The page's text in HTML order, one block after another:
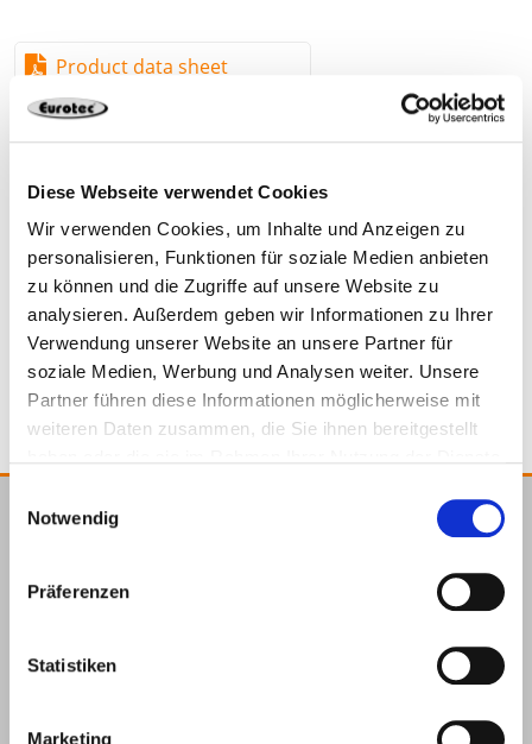
Diese Webseite verwendet Cookies
Wir verwenden Cookies, um Inhalte und Anzeigen zu
personalisieren, Funktionen für soziale Medien anbieten
zu können und die Zugriffe auf unsere Website zu
analysieren. Außerdem geben wir Informationen zu Ihrer
Verwendung unserer Website an unsere Partner für
soziale Medien, Werbung und Analysen weiter. Unsere
Partner führen diese Informationen möglicherweise mit
weiteren Daten zusammen, die Sie ihnen bereitgestellt
Notwendig
Präferenzen
Statistiken
Marketing
Product data sheet
323860 m 6 m x 35 mm 1000 kg
1 4064827054413
E.u.r.o.Tec GmbH
dem
Hagen
info@eurotec.team